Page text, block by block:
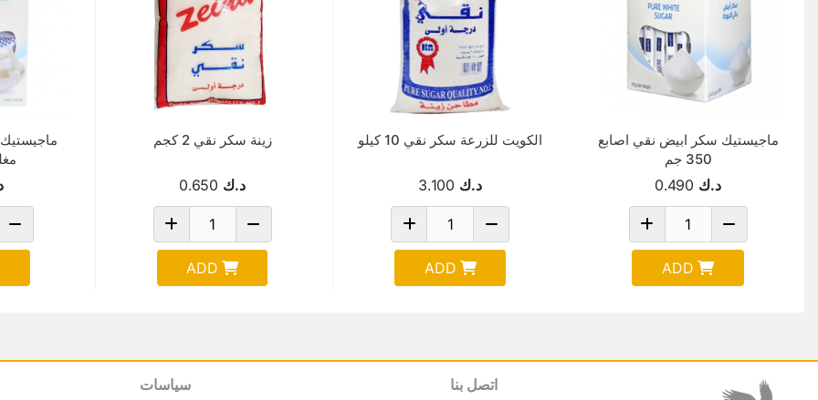
ماجيستيك سكر ابيض نقي اصابع
350 جم
د.ك 0.490
ADD
الكويت للزرعة سكر نقي 10 كيلو
د.ك 3.100
ADD
زينة سكر نقي 2 كجم
د.ك 0.650
ADD
اتصل بنا سياسات